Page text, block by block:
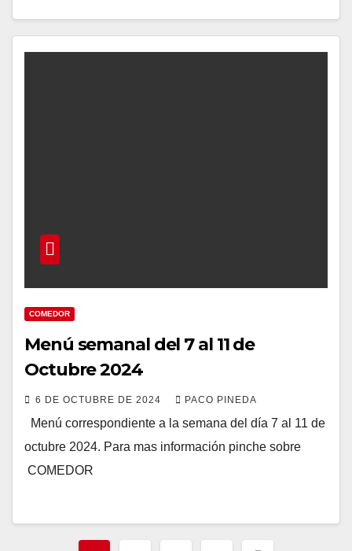
COMEDOR
Menú semanal del 7 al 11 de
Octubre 2024
6 DE OCTUBRE DE 2024 PACO PINEDA
Menú correspondiente a la semana del día 7 al 11 de
octubre 2024. Para mas información pinche sobre
COMEDOR